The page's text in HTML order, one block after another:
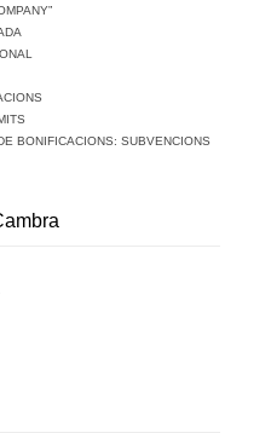
BONIFICACIONS: SUBVENCIONS